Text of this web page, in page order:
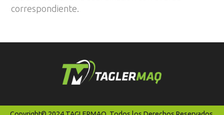
correspondiente.